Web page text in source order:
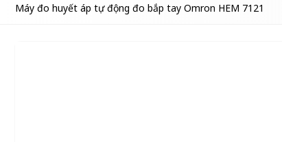
Máy đo huyết áp tự động đo bắp tay Omron HEM 7121